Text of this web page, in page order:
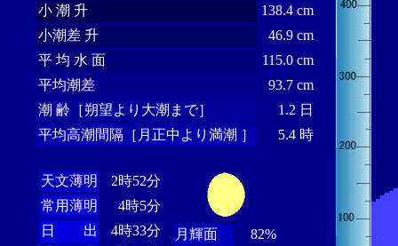
小 潮 升
138.4 cm
小潮差 升
46.9 cm
平 均 水 面
115.0 cm
平均潮差
93.7 cm
潮 齢［朔望より大潮まで］
1.2 日
平均高潮間隔［月正中より満潮 ］
5.4 時
天文薄明
2時52分
常用薄明
4時5分
日 出
4時33分
月輝面
82%